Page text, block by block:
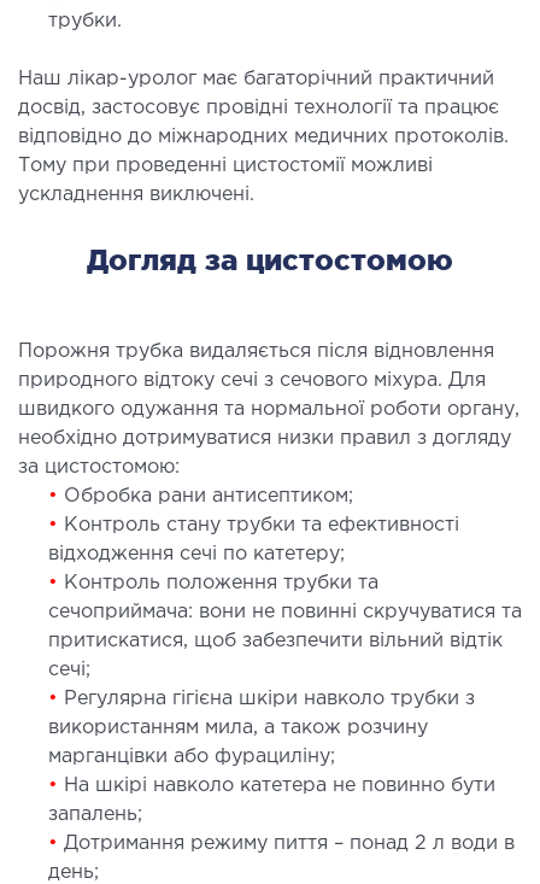
РЕЗОНАНСНА
органів
залоз з імплантами і без
нейрохірургії
РЕАБІЛІТОЛОГІЯ
лікування
ХІРУРГІЯ
хірургія
трубки.
Наш лікар-уролог має багаторічний практичний
досвід, застосовує провідні технології та працює
відповідно до міжнародних медичних протоколів.
Тому при проведенні цистостомії можливі
ускладнення виключені.
Догляд за цистостомою
Порожня трубка видаляється після відновлення
природного відтоку сечі з сечового міхура. Для
швидкого одужання та нормальної роботи органу,
необхідно дотримуватися низки правил з догляду
за цистостомою:
• Обробка рани антисептиком;
• Контроль стану трубки та ефективності
відходження сечі по катетеру;
• Контроль положення трубки та
сечоприймача: вони не повинні скручуватися та
притискатися, щоб забезпечити вільний відтік
сечі;
• Регулярна гігієна шкіри навколо трубки з
використанням мила, а також розчину
марганцівки або фурациліну;
• На шкірі навколо катетера не повинно бути
запалень;
• Дотримання режиму пиття – понад 2 л води в
день;